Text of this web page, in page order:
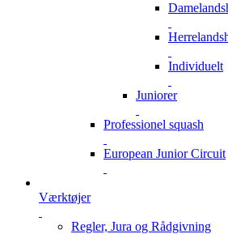
Individuelt
Juniorer
Professionel squash
European Junior Circuit
Værktøjer
Regler, Jura og Rådgivning